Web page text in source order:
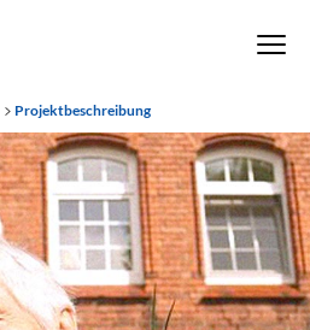
Projektbeschreibung